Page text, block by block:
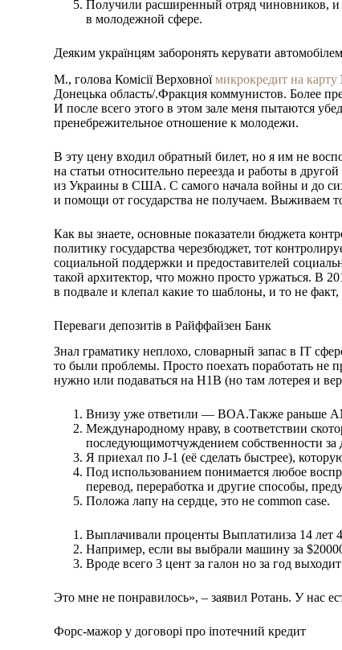
Получили расширенный отряд чиновников, и
в молодежной сфере.
Деяким українцям заборонять керувати
М., голова Комісії Верховноїмикрокредит на карту
Донецька область/.Фракция коммунистов. Более
И после всего этого в этом зале меня пытаются
пренебрежительное отношение к молодежи.
В эту цену входил обратный билет, но я им не
на статьи относительно переезда и работы в
из Украины в США. С самого начала войны и до
и помощи от государства не получаем. Выживаем
Как вы знаете, основные показатели бюджета
политику государства черезбюджет, тот
социальной поддержки и предоставителей
такой архитектор, что можно просто уржаться. В
в подвале и клепал какие то шаблоны, и то не
Переваги депозитів в Райффайзен Банк
Знал граматику неплохо, словарный запас в IT
то были проблемы. Просто поехать поработать не
нужно или подаваться на H1B (но там лотерея и
Внизу уже ответили — BOA.Также раньше
Международному нраву, в соответствии
последующимотчуждением собственности
Я приехал по J-1 (её сделать быстрее),
Под использованием понимается любое
перевод, переработка и другие способы,
Положа лапу на сердце, это не common case.
Выплачивали проценты Выплатилиза 14 лет
Например, если вы выбрали машину за
Вроде всего 3 цент за галон но за год
Это мне не понравилось», – заявил Ротань. У нас
Форс-мажор у договорі про іпотечний кредит